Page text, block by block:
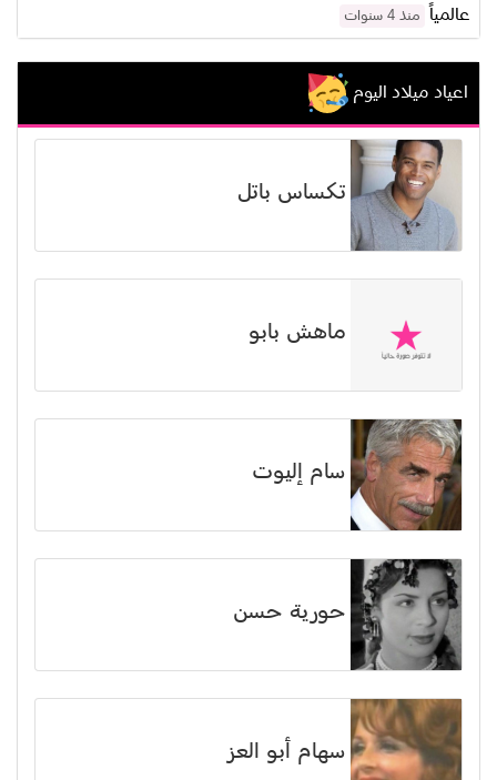
عالمياً
منذ 4 سنوات
اعياد ميلاد اليوم
تكساس باتل
ماهش بابو
سام إليوت
حورية حسن
سهام أبو العز